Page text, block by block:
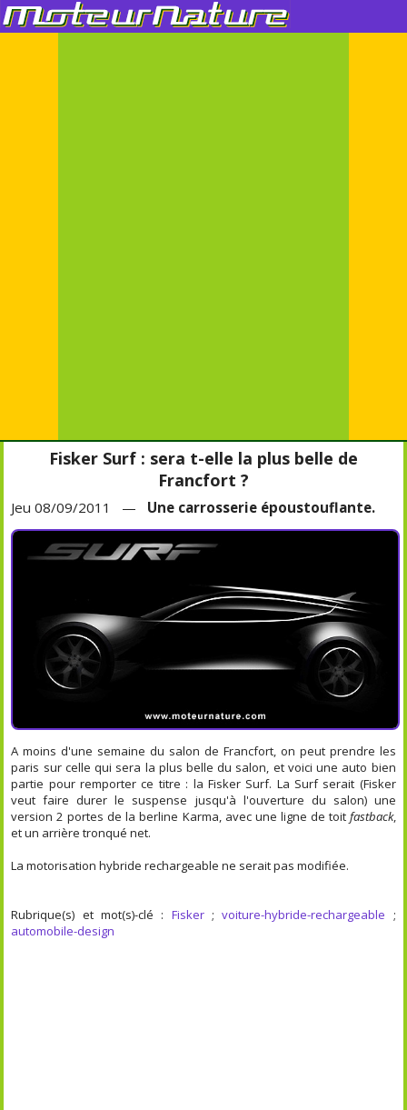
Fisker Surf : sera t-elle la plus belle de
Francfort ?
Jeu 08/09/2011 — Une carrosserie époustouflante.
A moins d'une semaine du salon de Francfort, on peut prendre les
paris sur celle qui sera la plus belle du salon, et voici une auto bien
partie pour remporter ce titre : la Fisker Surf. La Surf serait (Fisker
veut faire durer le suspense jusqu'à l'ouverture du salon) une
version 2 portes de la berline Karma, avec une ligne de toit fastback,
et un arrière tronqué net.
La motorisation hybride rechargeable ne serait pas modifiée.
Rubrique(s) et mot(s)-clé : Fisker;voiture-hybride-rechargeable ;
automobile-design